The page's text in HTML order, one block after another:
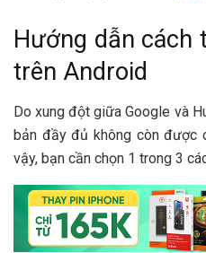
Hướng dẫn cách
trên Android
Do xung đột giữa Google và
bản đầy đủ không còn được
vậy, bạn cần chọn 1 trong 3